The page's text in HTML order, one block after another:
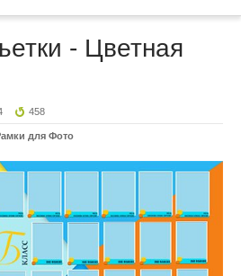
- Цветная
458
для Фото